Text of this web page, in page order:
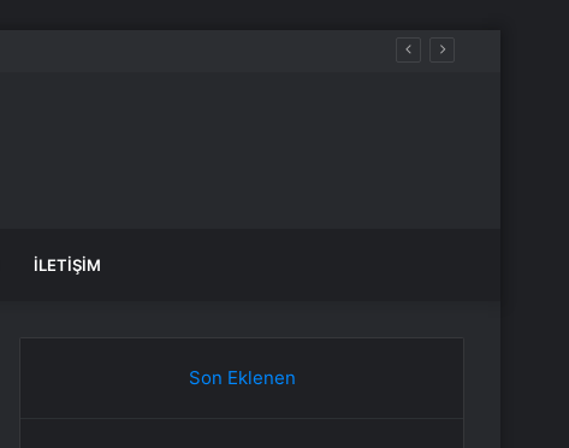
İLETIŞIM
Son Eklenen